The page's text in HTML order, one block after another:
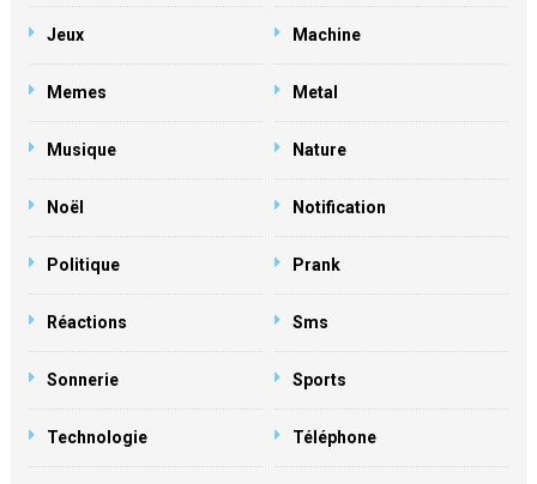
Jeux Machine
Memes Metal
Musique Nature
Noël Notification
Politique Prank
Réactions Sms
Sonnerie Sports
Technologie Téléphone